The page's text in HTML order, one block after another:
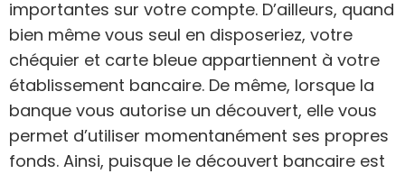
importantes sur votre compte. D’ailleurs, quand
bien même vous seul en disposeriez, votre
chéquier et carte bleue appartiennent à votre
établissement bancaire. De même, lorsque la
banque vous autorise un découvert, elle vous
permet d’utiliser momentanément ses propres
fonds. Ainsi, puisque le découvert bancaire est